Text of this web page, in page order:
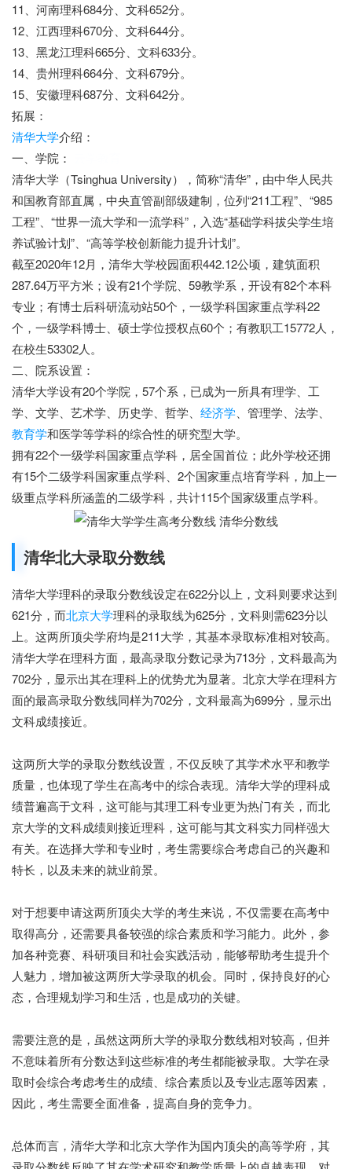
11、河南理科684分、文科652分。
12、江西理科670分、文科644分。
13、黑龙江理科665分、文科633分。
14、贵州理科664分、文科679分。
15、安徽理科687分、文科642分。
拓展：
清华大学介绍：
一、学院：
清华大学（Tsinghua University），简称“清华”，由中华人民共
和国教育部直属，中央直管副部级建制，位列“211工程”、“985
工程”、“世界一流大学和一流学科”，入选“基础学科拔尖学生培
养试验计划”、“高等学校创新能力提升计划”。
截至2020年12月，清华大学校园面积442.12公顷，建筑面积
287.64万平方米；设有21个学院、59教学系，开设有82个本科
专业；有博士后科研流动站50个，一级学科国家重点学科22
个，一级学科博士、硕士学位授权点60个；有教职工15772人，
在校生53302人。
二、院系设置：
清华大学设有20个学院，57个系，已成为一所具有理学、工
学、文学、艺术学、历史学、哲学、 经济学、管理学、法学、
教育学和医学等学科的综合性的研究型大学。
拥有22个一级学科国家重点学科，居全国首位；此外学校还拥
有15个二级学科国家重点学科、2个国家重点培育学科，加上一
级重点学科所涵盖的二级学科，共计115个国家级重点学科。
清华北大录取分数线
清华大学理科的录取分数线设定在622分以上，文科则要求达到
621分，而北京大学理科的录取线为625分，文科则需623分以
上。这两所顶尖学府均是211大学，其基本录取标准相对较高。
清华大学在理科方面，最高录取分数记录为713分，文科最高为
702分，显示出其在理科上的优势尤为显著。北京大学在理科方
面的最高录取分数线同样为702分，文科最高为699分，显示出
文科成绩接近。
这两所大学的录取分数线设置，不仅反映了其学术水平和教学
质量，也体现了学生在高考中的综合表现。清华大学的理科成
绩普遍高于文科，这可能与其理工科专业更为热门有关，而北
京大学的文科成绩则接近理科，这可能与其文科实力同样强大
有关。在选择大学和专业时，考生需要综合考虑自己的兴趣和
特长，以及未来的就业前景。
对于想要申请这两所顶尖大学的考生来说，不仅需要在高考中
取得高分，还需要具备较强的综合素质和学习能力。此外，参
加各种竞赛、科研项目和社会实践活动，能够帮助考生提升个
人魅力，增加被这两所大学录取的机会。同时，保持良好的心
态，合理规划学习和生活，也是成功的关键。
需要注意的是，虽然这两所大学的录取分数线相对较高，但并
不意味着所有分数达到这些标准的考生都能被录取。大学在录
取时会综合考虑考生的成绩、综合素质以及专业志愿等因素，
因此，考生需要全面准备，提高自身的竞争力。
总体而言，清华大学和北京大学作为国内顶尖的高等学府，其